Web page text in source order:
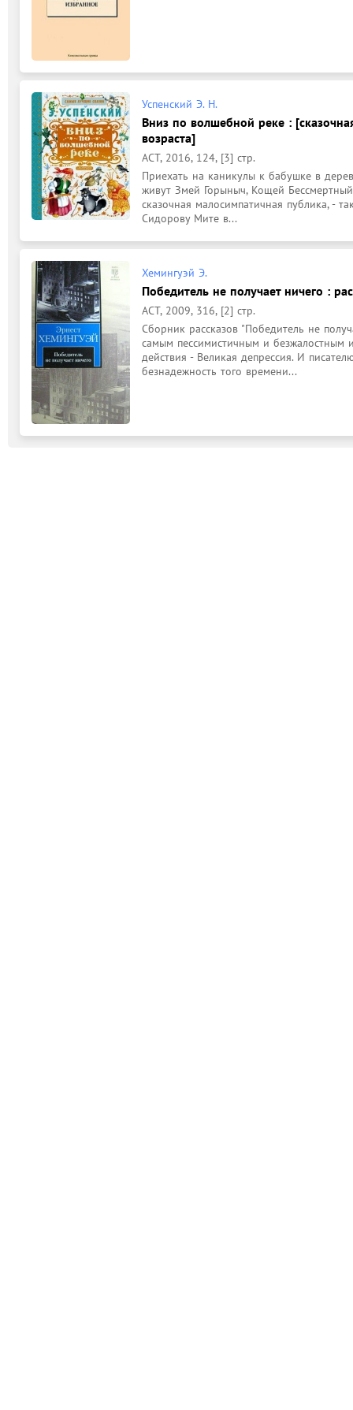
Успенский Э. Н.
Вниз по волшебной реке :
возраста]
АСТ, 2016, 124, [3] стр.
Приехать на каникулы к бабушке в
живут Змей Горыныч, Кощей
сказочная малосимпатичная публика, -
Сидорову Мите в...
Хемингуэй Э.
Победитель не получает ничего :
АСТ, 2009, 316, [2] стр.
Сборник рассказов "Победитель не
самым пессимистичным и безжалостным
действия - Великая депрессия. И
безнадежность того времени...